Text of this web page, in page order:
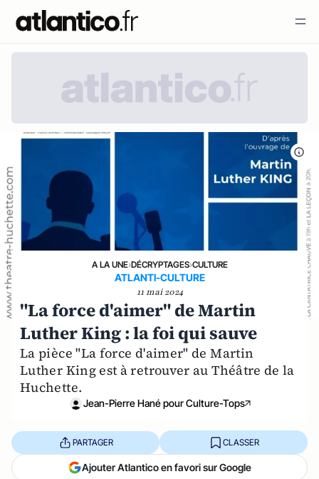
A LA UNE›DÉCRYPTAGES›CULTURE
ATLANTI-CULTURE
11 mai 2024
"La force d'aimer" de Martin
Luther King : la foi qui sauve
La pièce "La force d'aimer" de Martin
Luther King est à retrouver au Théâtre de la
Huchette.
Jean-Pierre Hané pour Culture-Tops
PARTAGER CLASSER
Ajouter Atlantico en favori sur Google